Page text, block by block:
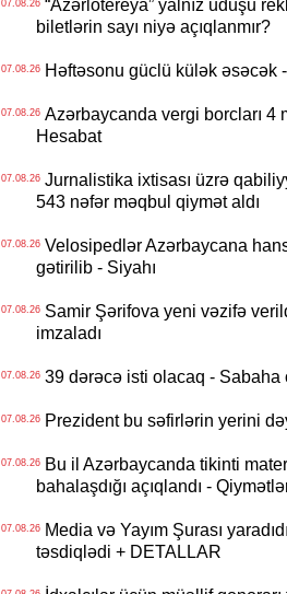
07.08.26“Azərlotereya” yalnız uduşu
biletlərin sayı niyə açıqlanmır?
07.08.26Həftəsonu güclü külək əsəcək
07.08.26Azərbaycanda vergi borcları 4
Hesabat
07.08.26Jurnalistika ixtisası üzrə
543 nəfər məqbul qiymət aldı
07.08.26Velosipedlər Azərbaycana
gətirilib - Siyahı
07.08.26Samir Şərifova yeni vəzifə
imzaladı
07.08.2639 dərəcə isti olacaq - Sabaha
07.08.26Prezident bu səfirlərin yerini
07.08.26Bu il Azərbaycanda tikinti
bahalaşdığı açıqlandı -
07.08.26Media və Yayım Şurası
təsdiqlədi + DETALLAR